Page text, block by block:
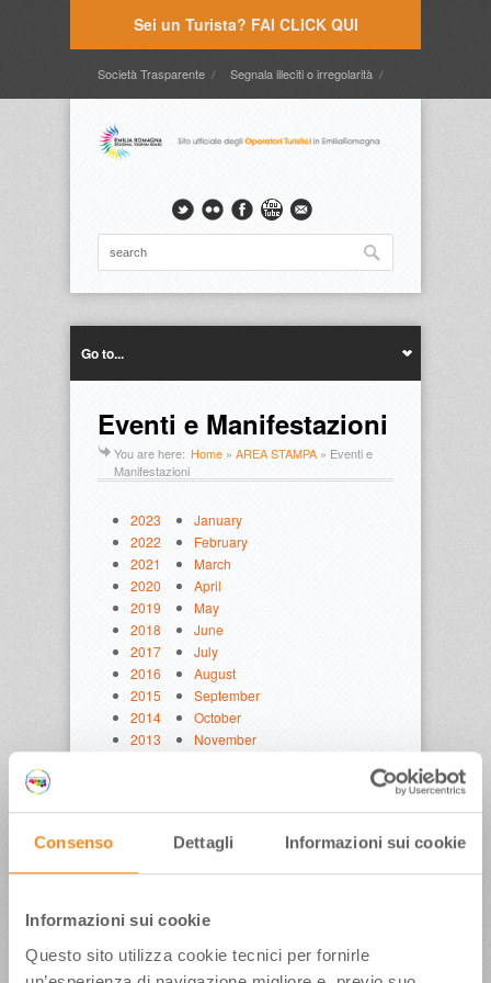
Consenso Dettagli Informazioni sui cookie
Informazioni sui cookie
Questo sito utilizza cookie tecnici per fornirle
Sei un Turista? FAI CLICK QUI
Società Trasparente Segnala illeciti o irregolarità
Timbrature
Go to...
Eventi e Manifestazioni
You are here: Home » AREA STAMPA » Eventi e
Manifestazioni
2023
2022
2021
2020
2019
2018
2017
2016
2015
2014
2013
2007
2005
January
February
March
April
May
June
July
August
September
October
November